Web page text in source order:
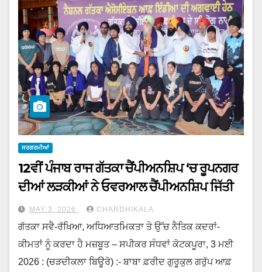
ਸਰਗਰਮੀਆਂ
12ਵੀਂ ਪੰਜਾਬ ਰਾਜ ਗੱਤਕਾ ਚੈਂਪੀਅਨਸ਼ਿਪ ‘ਚ ਰੂਪਨਗਰ
ਦੀਆਂ ਲੜਕੀਆਂ ਨੇ ਓਵਰਆਲ ਚੈਂਪੀਅਨਸ਼ਿਪ ਜਿੱਤੀ
MAY 3, 2026 CHARDHIKALA
ਗੱਤਕਾ ਸਵੈ-ਰੱਖਿਆ, ਅਧਿਆਤਮਿਕਤਾ ਤੇ ਉੱਚ ਨੈਤਿਕ ਕਦਰਾਂ-
ਕੀਮਤਾਂ ਨੂੰ ਕਰਦਾ ਹੈ ਮਜ਼ਬੂਤ – ਸਪੀਕਰ ਸੰਧਵਾਂ ਕੋਟਕਪੂਰਾ, 3 ਮਈ
2026 : (ਚੜਦੀਕਲਾ ਬਿਊਰੋ) :- ਬਾਬਾ ਫ਼ਰੀਦ ਗੁਰੂਕੁਲ ਗਰੁੱਪ ਆਫ਼